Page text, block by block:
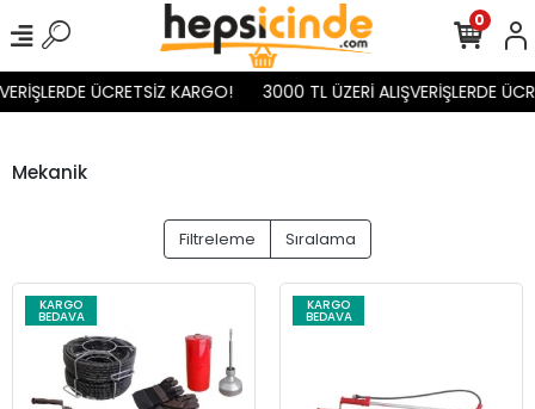
ÜCRETSİZ KARGO! 3000 TL ÜZERİ ALIŞVERİŞLERDE
0
Mekanik
Filtreleme Sıralama
KARGO
BEDAVA
KARGO
BEDAVA